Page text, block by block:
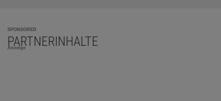
SPONSORED
PARTNERINHALTE
Anzeige